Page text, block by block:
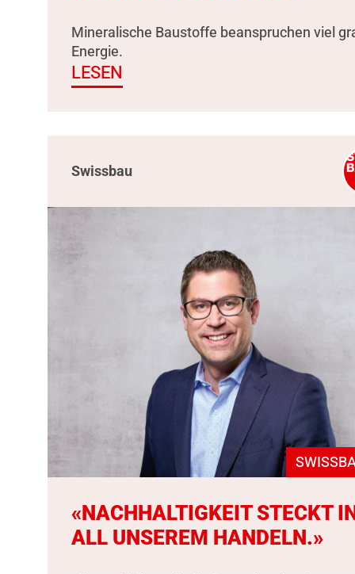
Mineralische Baustoffe beanspruchen viel
Energie.
LESEN
Swissbau
«NACHHALTIGKEIT STECKT
ALL UNSEREM HANDELN.»